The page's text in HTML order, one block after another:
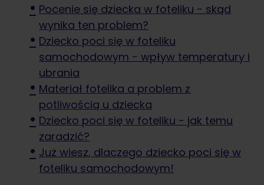
Pocenie się dziecka w foteliku − skąd
wynika ten problem?
Dziecko poci się w foteliku
samochodowym − wpływ temperatury i
ubrania
Materiał fotelika a problem z
potliwością u dziecka
Dziecko poci się w foteliku − jak temu
zaradzić?
Już wiesz, dlaczego dziecko poci się w
foteliku samochodowym!